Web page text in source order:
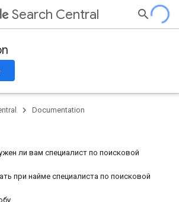
Search Central
Documentation
ли вам специалист по поисковой
при найме специалиста по поисковой